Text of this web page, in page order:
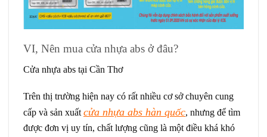
VI, Nên mua cửa nhựa abs ở đâu?
Cửa nhựa abs tại Cần Thơ
Trên thị trường hiện nay có rất nhiều cơ sở chuyên cung
cấp và sản xuất cửa nhựa abs hàn quốc, nhưng để tìm
được đơn vị uy tín, chất lượng cũng là một điều khá khó